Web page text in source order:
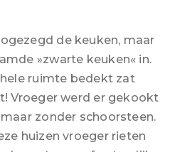
de keuken, maar
»zwarte keuken« in.
ruimte bedekt zat
Vroeger werd er gekookt
zonder schoorsteen.
huizen vroeger rieten